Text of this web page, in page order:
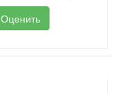
Оценить